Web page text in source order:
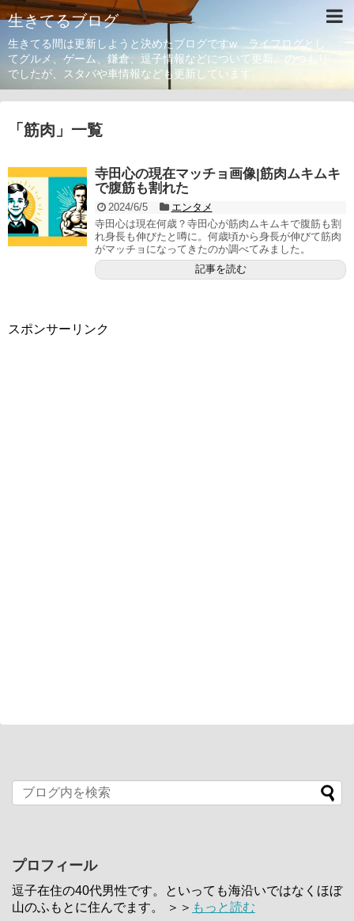
生きてるブログ
生きてる間は更新しようと決めたブログですw ライフログとし
てグルメ、ゲーム、鎌倉、逗子情報などについて更新。のつもり
でしたが、スタバや車情報なども更新しています。
「 筋肉 」 一覧
寺田心の現在マッチョ画像|筋肉ムキムキ
で腹筋も割れた
2024/6/5
エンタメ
寺田心は現在何歳？寺田心が筋肉ムキムキで腹筋も割
れ身長も伸びたと噂に。何歳頃から身長が伸びて筋肉
がマッチョになってきたのか調べてみました。
記事を読む
スポンサーリンク
プロフィール
逗子在住の40代男性です。といっても海沿いではなくほぼ
山のふもとに住んでます。 ＞＞ もっと読む